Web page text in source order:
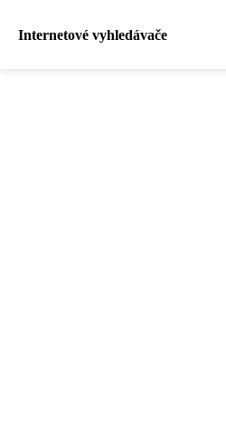
Internetové vyhledávače